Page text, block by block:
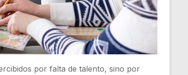
por falta de talento, sino por